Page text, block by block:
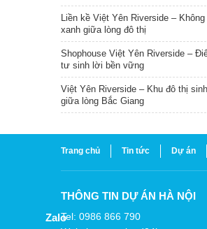
Liền kề Việt Yên Riverside –
xanh giữa lòng đô thị
Shophouse Việt Yên Riverside –
tư sinh lời bền vững
Việt Yên Riverside – Khu đô thị
giữa lòng Bắc Giang
Trang chủ Tin tức Dự án
THÔNG TIN DỰ ÁN HÀ NỘI
Tel: 0986 866 790
Zalo